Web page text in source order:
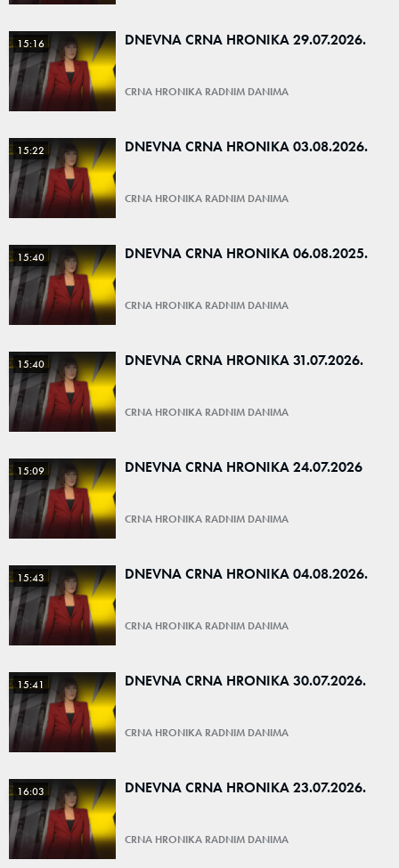
15:16 DNEVNA CRNA HRONIKA 29.07.2026.
CRNA HRONIKA RADNIM DANIMA
15:22 DNEVNA CRNA HRONIKA 03.08.2026.
CRNA HRONIKA RADNIM DANIMA
15:40 DNEVNA CRNA HRONIKA 06.08.2025.
CRNA HRONIKA RADNIM DANIMA
15:40 DNEVNA CRNA HRONIKA 31.07.2026.
CRNA HRONIKA RADNIM DANIMA
15:09 DNEVNA CRNA HRONIKA 24.07.2026
CRNA HRONIKA RADNIM DANIMA
15:43 DNEVNA CRNA HRONIKA 04.08.2026.
CRNA HRONIKA RADNIM DANIMA
15:41 DNEVNA CRNA HRONIKA 30.07.2026.
CRNA HRONIKA RADNIM DANIMA
16:03 DNEVNA CRNA HRONIKA 23.07.2026.
CRNA HRONIKA RADNIM DANIMA